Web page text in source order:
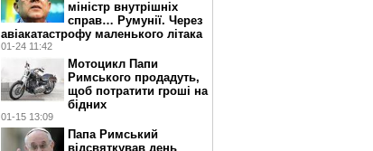
міністр внутрішніх
справ… Румунії. Через
авіакатастрофу маленького літака
01-24 11:42
Мотоцикл Папи
Римського продадуть,
щоб потратити гроші на
бідних
01-15 13:09
Папа Римський
відсвяткував день